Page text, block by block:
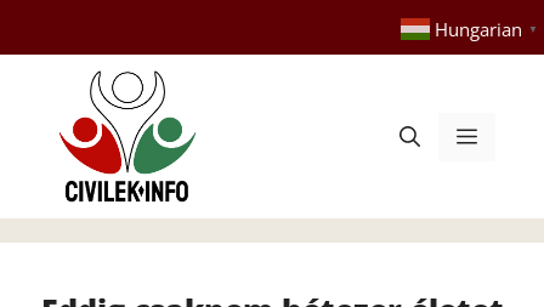
tartalomba
Hungarian ▼
Menü